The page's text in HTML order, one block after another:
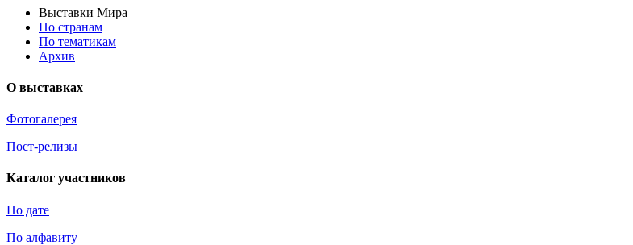
Выставки Мира
По странам
По тематикам
Архив
О выставках
Фотогалерея
Пост-релизы
Каталог участников
По дате
По алфавиту